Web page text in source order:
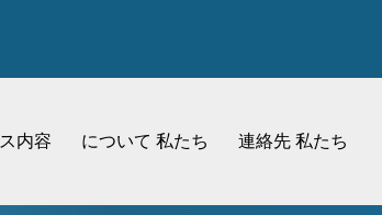
内容 について 私たち 連絡先 私たち